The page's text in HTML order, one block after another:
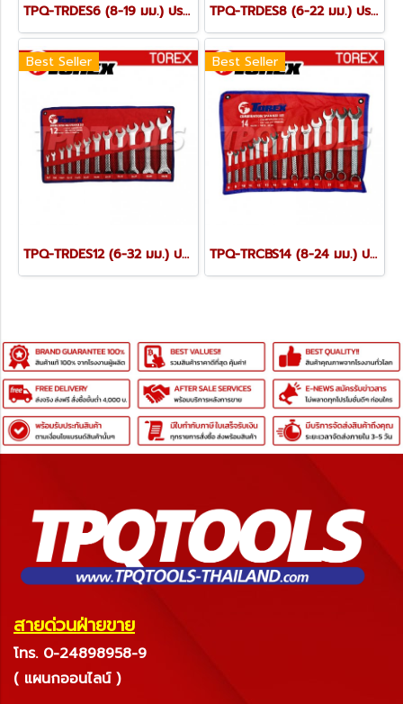
TPQ-TRDES6 (8-19 มม.) ประแจปากตายชุด 6 ตัว TOREX TPQ-TRDES8 (6-22 มม.) ประแจปากตายชุด 8 ตัว TOREX
Best Seller
TPQ-TRDES12 (6-32 มม.) ประแจปากตายชุด 12 ตัว TOREX
Best Seller
TPQ-TRCBS14 (8-24 มม.) ประแจแหวนข้างปากตายชุด 14 ตัว TOREX
สายด่วนฝ่ายขาย
โทร. 0-24898958-9
( แผนกออนไลน์ )